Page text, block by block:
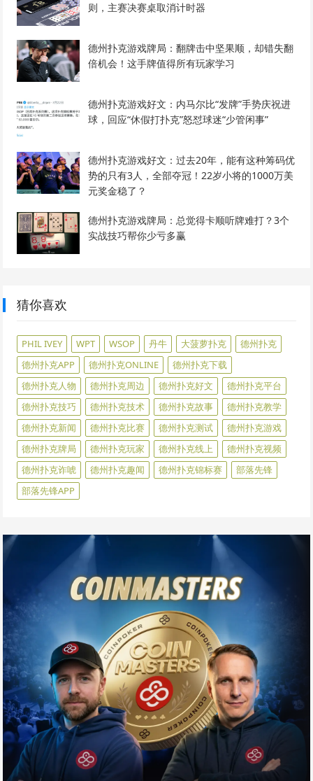
则，主赛决赛桌取消计时器
德州扑克游戏牌局：翻牌击中坚果顺，却错失翻
倍机会！这手牌值得所有玩家学习
德州扑克游戏好文：内马尔比“发牌”手势庆祝进
球，回应“休假打扑克”怒怼球迷“少管闲事”
德州扑克游戏好文：过去20年，能有这种筹码优
势的只有3人，全部夺冠！22岁小将的1000万美
元奖金稳了？
德州扑克游戏牌局：总觉得卡顺听牌难打？3个
实战技巧帮你少亏多赢
猜你喜欢
PHIL IVEY WPT WSOP 丹牛 大菠萝扑克
德州扑克
德州扑克APP
德州扑克ONLINE
德州扑克下载
德州扑克人物
德州扑克周边 德州扑克好文
德州扑克平台
德州扑克技巧
德州扑克技术 德州扑克故事
德州扑克教学
德州扑克新闻
德州扑克比赛 德州扑克测试
德州扑克游戏
德州扑克牌局
德州扑克玩家 德州扑克线上
德州扑克视频
德州扑克诈唬
德州扑克趣闻 德州扑克锦标赛
部落先锋
部落先锋APP